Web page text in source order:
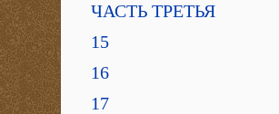
ЧАСТЬ ТРЕТЬЯ
15
16
17